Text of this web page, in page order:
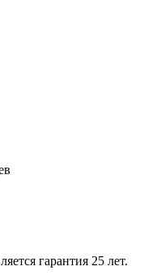
гарантия 25 лет.